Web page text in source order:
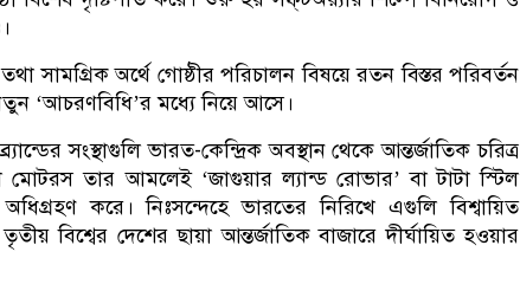
সামগ্রিক অর্থে গোষ্ঠীর পরিচালন বিষয়ে রতন বিস্তর পরিবর্তন
‘আচরণবিধি’র মধ্যে নিয়ে আসে।
সংস্থাগুলি ভারত-কেন্দ্রিক অবস্থান থেকে আন্তর্জাতিক চরিত্র
তার আমলেই ‘জাগুয়ার ল্যান্ড রোভার’ বা টাটা স্টিল
করে। নিঃসন্দেহে ভারতের নিরিখে এগুলি বিশ্বায়িত
বিশ্বের দেশের ছায়া আন্তর্জাতিক বাজারে দীর্ঘায়িত হওয়ার